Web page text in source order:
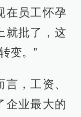
在员工怀孕
就批了，这
变。”
，工资、
企业最大的